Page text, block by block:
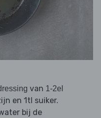
van 1-2el
en 1tl suiker.
bij de